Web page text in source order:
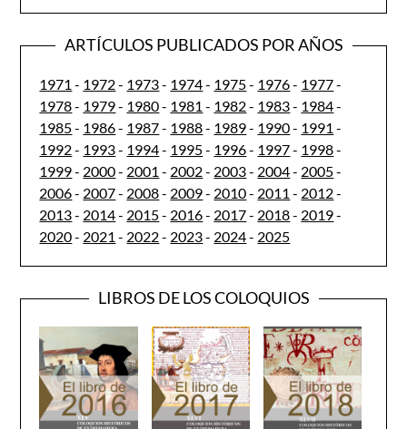
ARTÍCULOS PUBLICADOS POR AÑOS
1971 - 1972- 1973- 1974- 1975- 1976- 1977-
1978- 1979- 1980- 1981 - 1982- 1983- 1984-
1985- 1986- 1987- 1988- 1989- 1990- 1991 -
1992- 1993- 1994- 1995- 1996- 1997- 1998-
1999- 2000- 2001 - 2002- 2003- 2004- 2005-
2006- 2007- 2008- 2009- 2010- 2011 - 2012-
2013- 2014- 2015- 2016- 2017- 2018- 2019-
2020- 2021 - 2022- 2023- 2024- 2025
LIBROS DE LOS COLOQUIOS